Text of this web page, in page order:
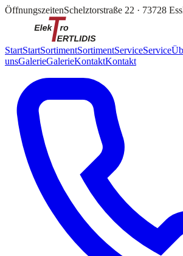
ÖffnungszeitenSchelztorstraße 22 · 73728
StartStartSortimentSortimentServiceService
unsGalerieGalerieKontaktKontakt